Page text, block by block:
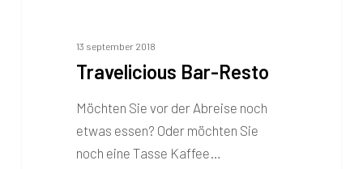
13 september 2018
Travelicious Bar-Resto
Möchten Sie vor der Abreise noch
etwas essen? Oder möchten Sie
noch eine Tasse Kaffee…